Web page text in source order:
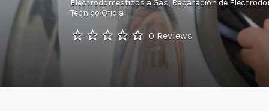
Electrodomésticos a Gas Reparación de
Técnico Oficial
0 Reviews